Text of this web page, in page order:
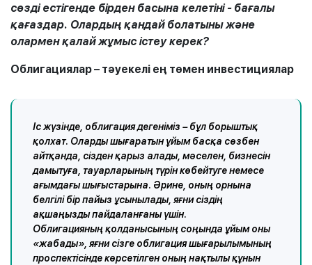
сөзді естігенде бірден басына келетіні - бағалы
қағаздар. Олардың қандай болатыны және
олармен қалай жұмыс істеу керек?
Облигациялар – тәуекелі ең төмен инвестициялар
Іс жүзінде, облигация дегеніміз – бұл борыштық
қолхат. Оларды шығаратын ұйым басқа сөзбен
айтқанда, сізден қарыз алады, мәселен, бизнесін
дамытуға, тауарларының түрін көбейтуге немесе
ағымдағы шығыстарына. Әрине, оның орнына
белгілі бір пайыз ұсынылады, яғни сіздің
ақшаңызды пайдаланғаны үшін.
Облигацияның қолданысының соңында ұйым оны
«жабады», яғни сізге облигация шығарылымының
проспектісінде көрсетілген оның нақтылы құнын